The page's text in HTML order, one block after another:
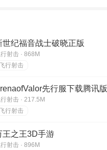
世纪福音战士破晓正版
射击 · 868M
行射击
先行服下载腾讯版
射击 · 217.5M
行射击
王之王3D手游
射击 · 896M